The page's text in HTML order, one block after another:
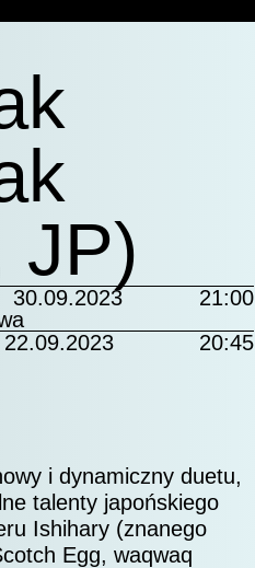
JP)
30.09.2023
21:00
22.09.2023
20:45
i dynamiczny duetu,
talenty japońskiego
Ishihary (znanego
Egg, waqwaq